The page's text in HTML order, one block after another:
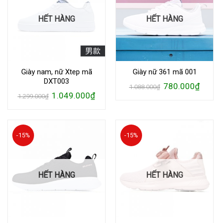
HẾT HÀNG
Giày nam, nữ Xtep mã
DXT003
1.299.000₫ Giá
gốc
1.049.000₫Giá
HẾT HÀNG
Giày nữ 361 mã 001
1.088.000₫ Giá
gốc
780.000₫Giá
-15%
HẾT HÀNG
-15%
HẾT HÀNG